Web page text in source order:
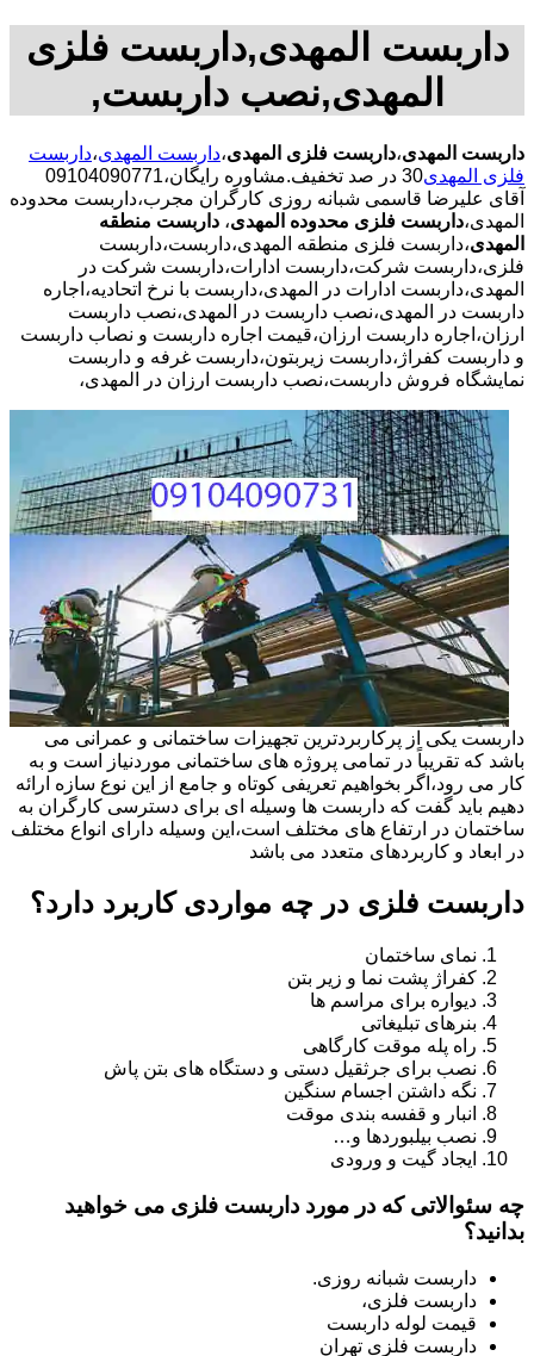
داربست المهدی,داربست فلزی
المهدی,نصب داربست,
داربست المهدی،داربست فلزی المهدی،داربست المهدی،داربست
فلزی المهدی
30 در صد تخفیف.مشاوره رایگان،09104090771
آقای علیرضا قاسمی شبانه روزی کارگران مجرب،داربست محدوده
المهدی،داربست فلزی محدوده المهدی، داربست منطقه
المهدی،داربست فلزی منطقه المهدی،داربست،داربست
فلزی،داربست شرکت،داربست ادارات،داربست شرکت در
المهدی،داربست ادارات در المهدی،داربست با نرخ اتحادیه،اجاره
داربست در المهدی،نصب داربست در المهدی،نصب داربست
ارزان،اجاره داربست ارزان،قیمت اجاره داربست و نصاب داربست
و داربست کفراژ،داربست زیربتون،داربست غرفه و داربست
نمایشگاه فروش داربست،نصب داربست ارزان در المهدی،
داربست یکی از پرکاربردترین تجهیزات ساختمانی و عمرانی می
باشد که تقریباً در تمامی پروژه های ساختمانی موردنیاز است و به
کار می رود،اگر بخواهیم تعریفی کوتاه و جامع از این نوع سازه ارائه
دهیم باید گفت که داربست ها وسیله ای برای دسترسی کارگران به
ساختمان در ارتفاع های مختلف است،این وسیله دارای انواع مختلف
در ابعاد و کاربردهای متعدد می باشد
داربست فلزی در چه مواردی کاربرد دارد؟
نمای ساختمان
کفراژ پشت نما و زیر بتن
دیواره برای مراسم ها
بنرهای تبلیغاتی
راه پله موقت کارگاهی
نصب برای جرثقیل دستی و دستگاه های بتن پاش
نگه داشتن اجسام سنگین
انبار و قفسه بندی موقت
نصب بیلبوردها و…
ایجاد گیت و ورودی
چه سئوالاتی که در مورد داربست فلزی می خواهید
بدانید؟
داربست شبانه روزی.
داربست فلزی،
قیمت لوله داربست
داربست فلزی تهران